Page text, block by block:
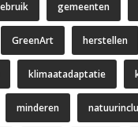
gemeenten
GreenArt herstellen
klimaatadaptatie
minderen